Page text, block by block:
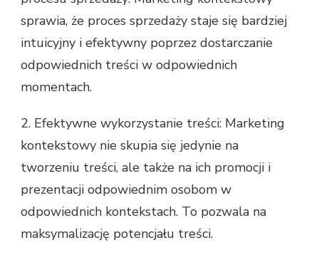
sprawia, że proces sprzedaży staje się bardziej
intuicyjny i efektywny poprzez dostarczanie
odpowiednich treści w odpowiednich
momentach.
2. Efektywne wykorzystanie treści: Marketing
kontekstowy nie skupia się jedynie na
tworzeniu treści, ale także na ich promocji i
prezentacji odpowiednim osobom w
odpowiednich kontekstach. To pozwala na
maksymalizację potencjału treści.